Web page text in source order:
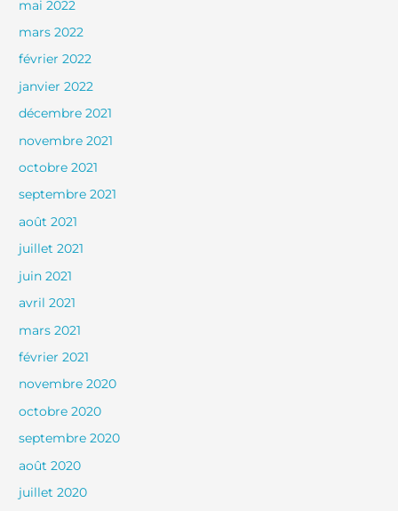
mai 2022
mars 2022
février 2022
janvier 2022
décembre 2021
novembre 2021
octobre 2021
septembre 2021
août 2021
juillet 2021
juin 2021
avril 2021
mars 2021
février 2021
novembre 2020
octobre 2020
septembre 2020
août 2020
juillet 2020